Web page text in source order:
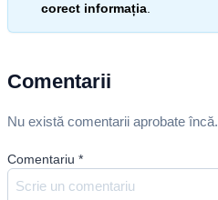
corect informația
Comentarii
Nu există comentarii aprobate încă.
Comentariu *